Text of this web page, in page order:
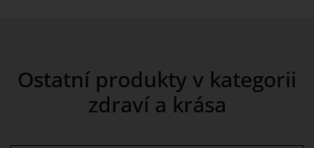
Ostatní produkty v kategorii
zdraví a krása